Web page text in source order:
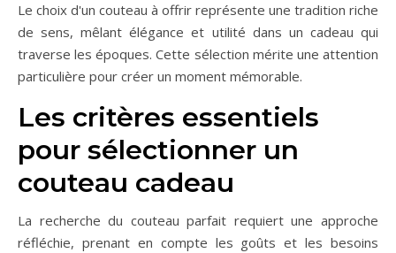
Le choix d'un couteau à offrir représente une tradition riche
de sens, mêlant élégance et utilité dans un cadeau qui
traverse les époques. Cette sélection mérite une attention
particulière pour créer un moment mémorable.
Les critères essentiels
pour sélectionner un
couteau cadeau
La recherche du couteau parfait requiert une approche
réfléchie, prenant en compte les goûts et les besoins